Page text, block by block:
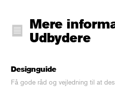
Mere
Udbydere
Designguide
Få gode råd og vejledning til at